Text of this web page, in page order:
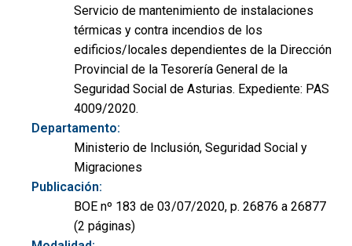
Servicio de mantenimiento de instalaciones
térmicas y contra incendios de los
edificios/locales dependientes de la Dirección
Provincial de la Tesorería General de la
Seguridad Social de Asturias. Expediente: PAS
4009/2020.
Departamento:
Ministerio de Inclusión, Seguridad Social y
Migraciones
Publicación:
BOE nº 183 de 03/07/2020, p. 26876 a 26877
(2 páginas)